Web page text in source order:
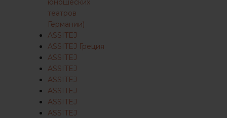
юношеских
театров
Германии)
ASSITEJ
ASSITEJ Греция
ASSITEJ
ASSITEJ
ASSITEJ
ASSITEJ
ASSITEJ
ASSITEJ